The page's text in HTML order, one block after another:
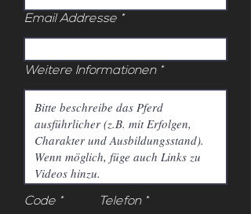
Email Addresse
Weitere Informationen
Code Telefon